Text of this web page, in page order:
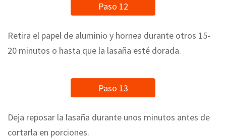
Paso 12
Retira el papel de aluminio y hornea durante otros 15-
20 minutos o hasta que la lasaña esté dorada.
Paso 13
Deja reposar la lasaña durante unos minutos antes de
cortarla en porciones.